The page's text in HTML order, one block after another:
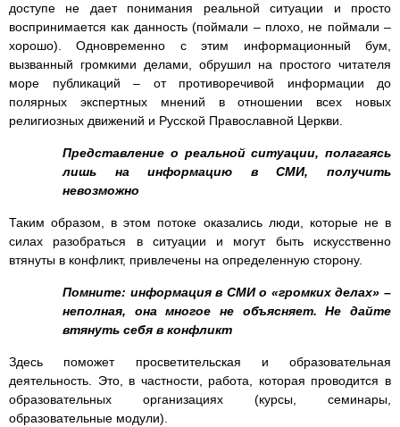
доступе не дает понимания реальной ситуации и просто
воспринимается как данность (поймали – плохо, не поймали –
хорошо). Одновременно с этим информационный бум,
вызванный громкими делами, обрушил на простого читателя
море публикаций – от противоречивой информации до
полярных экспертных мнений в отношении всех новых
религиозных движений и Русской Православной Церкви.
Представление о реальной ситуации, полагаясь
лишь на информацию в СМИ, получить
невозможно
Таким образом, в этом потоке оказались люди, которые не в
силах разобраться в ситуации и могут быть искусственно
втянуты в конфликт, привлечены на определенную сторону.
Помните: информация в СМИ о «громких делах» –
неполная, она многое не объясняет. Не дайте
втянуть себя в конфликт
Здесь поможет просветительская и образовательная
деятельность. Это, в частности, работа, которая проводится в
образовательных организациях (курсы, семинары,
образовательные модули).